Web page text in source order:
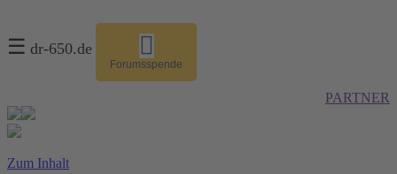
☰ dr-650.de
Forumsspende
PARTNER
Zum Inhalt